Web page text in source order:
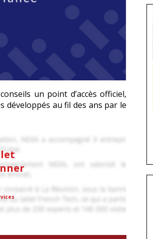
un point d’accès officiel,
développés au fil des ans par le